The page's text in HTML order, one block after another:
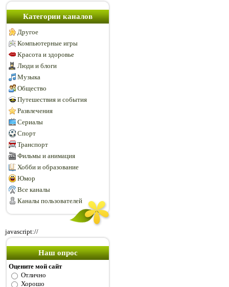
Категории каналов
Другое
Компьютерные игры
Красота и здоровье
Люди и блоги
Музыка
Общество
Путешествия и события
Развлечения
Сериалы
Спорт
Транспорт
Фильмы и анимация
Хобби и образование
Юмор
Все каналы
Каналы пользователей
javascript://
Наш опрос
Оцените мой сайт
Отлично
Хорошо